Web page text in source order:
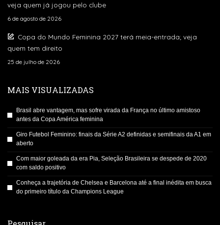
veja quem já jogou pelo clube
6 de agosto de 2026
Copa do Mundo Feminina 2027 terá meia-entrada; veja
quem tem direito
25 de julho de 2026
MAIS VISUALIZADAS
Brasil abre vantagem, mas sofre virada da França no último amistoso
antes da Copa América feminina
Giro Futebol Feminino: finais da Série A2 definidas e semifinais da A1 em
aberto
Com maior goleada da era Pia, Seleção Brasileira se despede de 2020
com saldo positivo
Conheça a trajetória de Chelsea e Barcelona até a final inédita em busca
do primeiro título da Champions League